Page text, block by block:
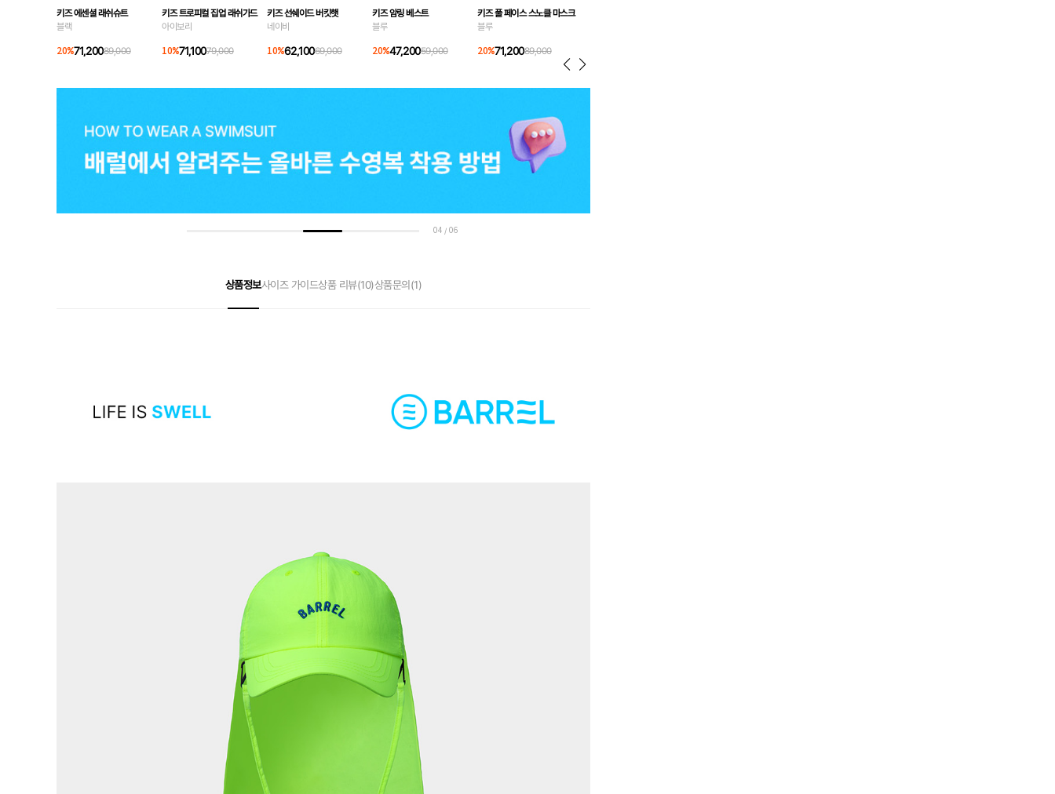
키즈 에센셜 래쉬슈트
블랙
20%71,20089,000
키즈 트로피컬 집업 래쉬가드
아이보리
10%71,10079,000
키즈 선쉐이드 버킷햇
네이비
10%62,10069,000
키즈 암링 베스트
블루
20%47,20059,000
키즈 풀 페이스 스노클 마스크
블루
20%71,20089,000
04 / 06
상품정보사이즈 가이드상품 리뷰(10)상품문의 (1)